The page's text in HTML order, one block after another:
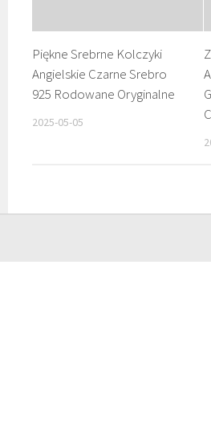
Piękne Srebrne Kolczyki
Angielskie Czarne Srebro
925 Rodowane Oryginalne
2025-05-05